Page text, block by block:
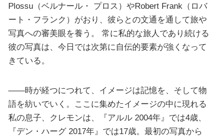
Plossu（ベルナール・ プロス）やRobert Frank（ロバ
ート・フランク）がおり、彼らとの文通を通して旅や
写真への審美眼を養う。 常に私的な旅人であり続ける
彼の写真は、今日では次第に自伝的要素が強くなって
きている。
――時が経つにつれて、イメージは記憶を、そして物
語を紡いでいく。ここに集めたイメージの中に現れる
私の息子、クレモンは、『アルル 2004年』では4歳、
『デン・ハーグ 2017年』では17歳。最初の写真から